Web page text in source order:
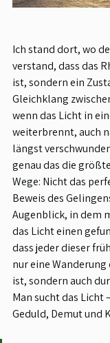
Ich stand dort, wo
verstand, dass das
ist, sondern ein
Gleichklang
wenn das Licht in
weiterbrennt, auch
längst
genau das die
Wege: Nicht das
Beweis des
Augenblick, in dem
das Licht einen
dass jeder dieser
nur eine
ist, sondern auch
Man sucht das Licht
Geduld, Demut und